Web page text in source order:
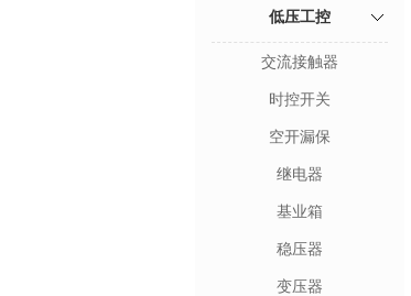
低压工控
交流接触器
时控开关
空开漏保
继电器
基业箱
稳压器
变压器